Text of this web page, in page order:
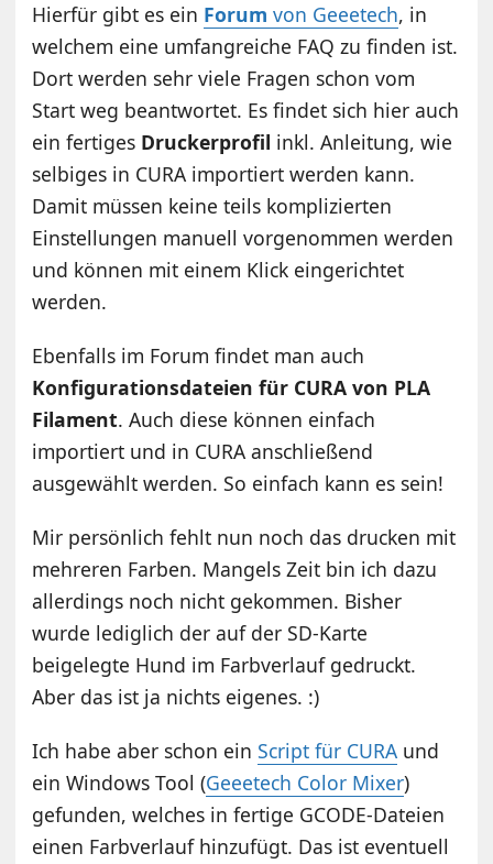
Hierfür gibt es ein Forum von Geeetech, in
welchem eine umfangreiche FAQ zu finden ist.
Dort werden sehr viele Fragen schon vom
Start weg beantwortet. Es findet sich hier auch
ein fertiges Druckerprofil inkl. Anleitung, wie
selbiges in CURA importiert werden kann.
Damit müssen keine teils komplizierten
Einstellungen manuell vorgenommen werden
und können mit einem Klick eingerichtet
werden.
Ebenfalls im Forum findet man auch
Konfigurationsdateien für CURA von PLA
Filament. Auch diese können einfach
importiert und in CURA anschließend
ausgewählt werden. So einfach kann es sein!
Mir persönlich fehlt nun noch das drucken mit
mehreren Farben. Mangels Zeit bin ich dazu
allerdings noch nicht gekommen. Bisher
wurde lediglich der auf der SD-Karte
beigelegte Hund im Farbverlauf gedruckt.
Aber das ist ja nichts eigenes. :)
Ich habe aber schon einScript für CURA und
ein Windows Tool (Geeetech Color Mixer)
gefunden, welches in fertige GCODE-Dateien
einen Farbverlauf hinzufügt. Das ist eventuell